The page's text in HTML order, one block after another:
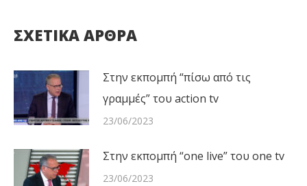
ΣΧΕΤΙΚΑ ΑΡΘΡΑ
Στην εκπομπή “πίσω από τις
γραμμές” του action tv
23/06/2023
Στην εκπομπή “one live” του one tv
23/06/2023